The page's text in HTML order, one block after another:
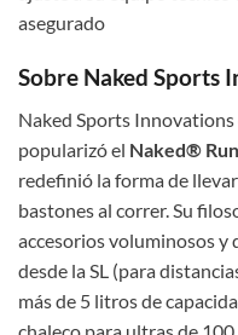
asegurado
Sobre Naked Sports
Naked Sports
popularizó el Naked®
redefinió la forma de
bastones al correr. Su
accesorios voluminosos y
desde la SL (para
más de 5 litros de
chaleco para ultras de